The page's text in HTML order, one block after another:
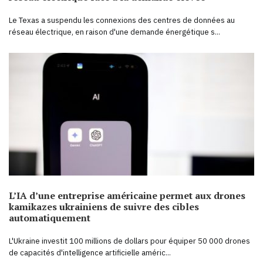
Le Texas a suspendu les connexions des centres de données au
réseau électrique, en raison d'une demande énergétique s...
L’IA d’une entreprise américaine permet aux drones
kamikazes ukrainiens de suivre des cibles
automatiquement
L'Ukraine investit 100 millions de dollars pour équiper 50 000 drones
de capacités d'intelligence artificielle améric...